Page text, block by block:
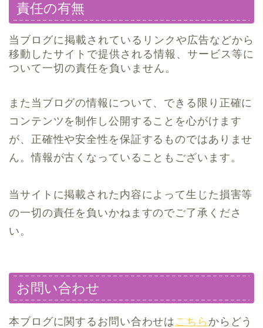
責任の有無
当ブログに掲載されているリンクや広告などから
移動したサイトで提供される情報、サービス等に
ついて一切の責任を負いません。
また当ブログの情報について、できる限り正確に
コンテンツを制作し公開することを心がけます
が、正確性や安全性を保証するものではありませ
ん。情報が古くなっていることもございます。
当サイトに掲載された内容によって生じた損害等
の一切の責任を負いかねますのでご了承くださ
い。
お問い合わせ
本ブログに関するお問い合わせは こちら からどう